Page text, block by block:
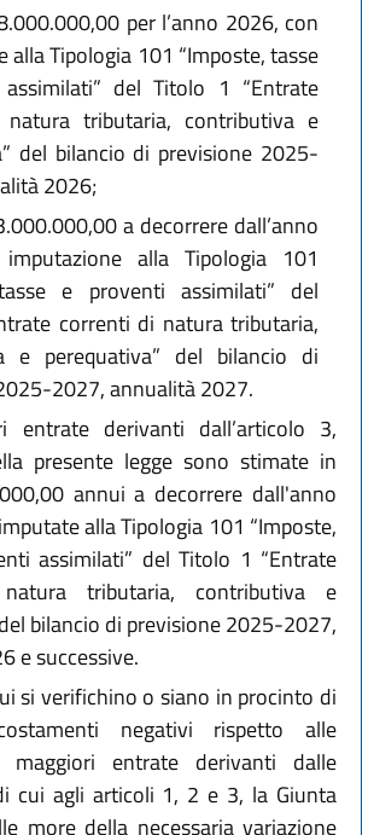
per l’anno 2026, con
alla Tipologia 101 “Imposte, tasse
del Titolo 1 “Entrate
tributaria, contributiva e
del bilancio di previsione 2025-
2026;
a decorrere dall’anno
alla Tipologia 101
e proventi assimilati” del
correnti di natura tributaria,
e perequativa” del bilancio di
2027, annualità 2027.
entrate derivanti dall’articolo 3,
presente legge sono stimate in
annui a decorrere dall'anno
alla Tipologia 101 “Imposte,
assimilati” del Titolo 1 “Entrate
tributaria, contributiva e
bilancio di previsione 2025-2027,
e successive.
si verifichino o siano in procinto di
negativi rispetto alle
maggiori entrate derivanti dalle
cui agli articoli 1, 2 e 3, la Giunta
more della necessaria variazione